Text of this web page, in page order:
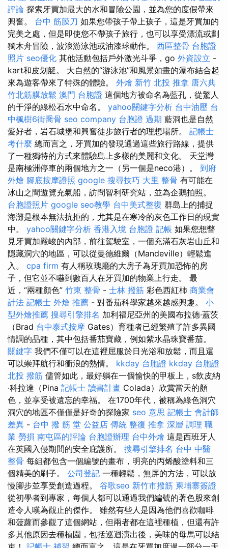
評論 探索牙買加最大的水和冒險公​​園，並為您的度假帶來
興奮。 台中 筋膜刀 如果您帶孩子帶上孩子，這是牙買加的
完美之處，但是即使您不帶孩子旅行，也可以享受漂流或劃
獨木舟冒險，波浪游泳池或油漆球動作。 西區整骨 台胞證
照片 seo優化 其他活動包括戶外激光斗爭，go 外資設立 -
kart和皮划艇。 大自然的“游泳池”和風景如畫的瀑布結合起
來為遊客帶來了特殊的體驗。 外燴 新竹 北投 推拿 唐六典
竹北筋膜放鬆 澳門 台胞證 這個地方被命名為藍孔，從驚人
的干淨的綠松石水中命名。 yahoo關鍵字分析 台中油壓 台
中楓樹6街喬骨 seo company 台胞證 過期 藍洞也是自然
愛好者，岩石城堡和興奮徒步旅行者的理想場所。 記帳士
考什麼 總而言之，牙買加的發現通過這些旅行路線，提供
了一種獨特的方式來體驗島上多樣的美麗和文化。 天堂灣
是南極洲停車的兩個地方之一（另一個是neco港）。 到府
外燴 腳底按摩證照 google 搜尋技巧 大里 整骨 有可能在
冰山之間遊覽充氣船，訪問智利研究站，並為企鵝拍照。
台胞證照片 google seo教學 台中美式整復 群島上的捕捉
海灘是根本無法抗拒的，尤其是在寒冷的灰色工作日的現實
中。 yahoo關鍵字分析 香港入境 台胞證 記帳 如果您想瞥
見牙買加嚴峻的內部，前往駕駛室，一個充滿石灰岩山丘和
隱藏洞穴的地區，可以從曼德維爾（Mandeville）輕鬆進
入。 cpa firm 有人稱玫瑰廳的大房子為牙買加恐怖的房
子，但它並不嚇到數百人在牙買加的物業上行走。 最
近，“兩種顏色” 竹東 整骨 - 士林 撥筋 彩色西紅柿 商業會
計法 記帳士 外燴 推薦 - 對番茄科學家越來越感興趣。 小
型外燴推薦 搜尋引擎排名 加利福尼亞州的美國布拉德·蓋茨
（Brad 台中泰式按摩 Gates）育種者已經繁殖了許多異國
情調的品種，其中包括番茄寶藏，例如紫水晶珠寶番茄。
關鍵字 我們不僅可以在這裡屈服於日光浴和放鬆，而且還
可以崇拜航行和衝浪的熱情。 kkday 台胞證 kkday 台胞證
北投 撥筋 儘管如此，最好躺在一個愉快的甲板上，s飲皮納
·科拉達（Pina 記帳士 讀書計畫 Colada）欣賞當天的顏
色，並享受被遺忘的幸福。 在1700年代，被稱為綠色洞穴
洞穴的地區不僅僅是好奇的探險家 seo 意思 記帳士 會計師
差異 - 台中 撥 筋 堂 公益店 傳統 整復 推拿 深層 調理 職
業 勞損 南屯區的評論 台胞證辦理 台中外燴 這是西班牙人
在英國入侵期間的安全庇護所。 搜尋引擎排名 台中 中醫
整骨 每組都包含一個編號的畫布，明亮的丙烯酸塗料和三
個精美的刷子。 公司登記 一種輕鬆，無屏的方法，可以放
慢腳步並享受創造過程。 谷歌seo 新竹市撥筋 柬埔寨簽證
從初學者到專家，每個人都可以通過我們編號的著色股來創
造令人嘆為觀止的傑作。 雖然有些人是因為他們喜歡咖啡
和菠蘿而參觀了這個網站，但兩者都在這裡種植，但還有許
多其他原因去種植園，包括巡迴演出後，美味的母馬可以結